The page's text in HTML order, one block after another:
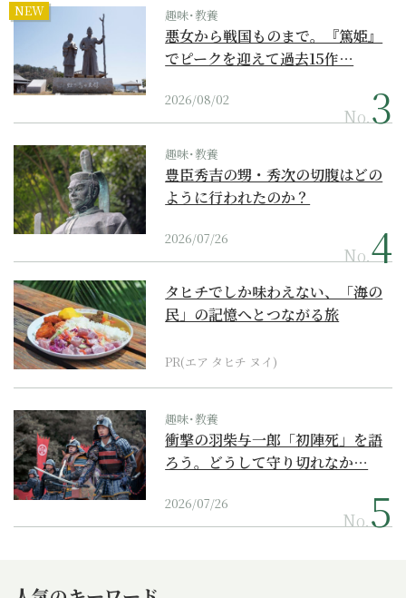
NEW 趣味･教養
悪女から戦国ものまで。『篤姫』
でピークを迎えて過去15作…
2026/08/02
No.
趣味･教養
豊臣秀吉の甥・秀次の切腹はどの
ように行われたのか？
2026/07/26
No.
タヒチでしか味わえない、「海の
民」の記憶へとつながる旅
PR(エア タヒチ ヌイ)
趣味･教養
衝撃の羽柴与一郎「初陣死」を語
ろう。どうして守り切れなか…
2026/07/26
No.